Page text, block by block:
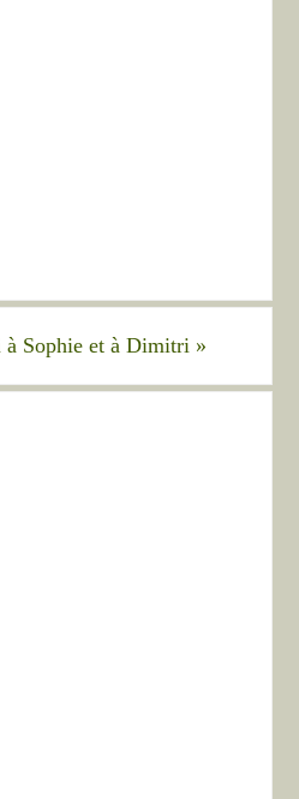
Sophie et à Dimitri »